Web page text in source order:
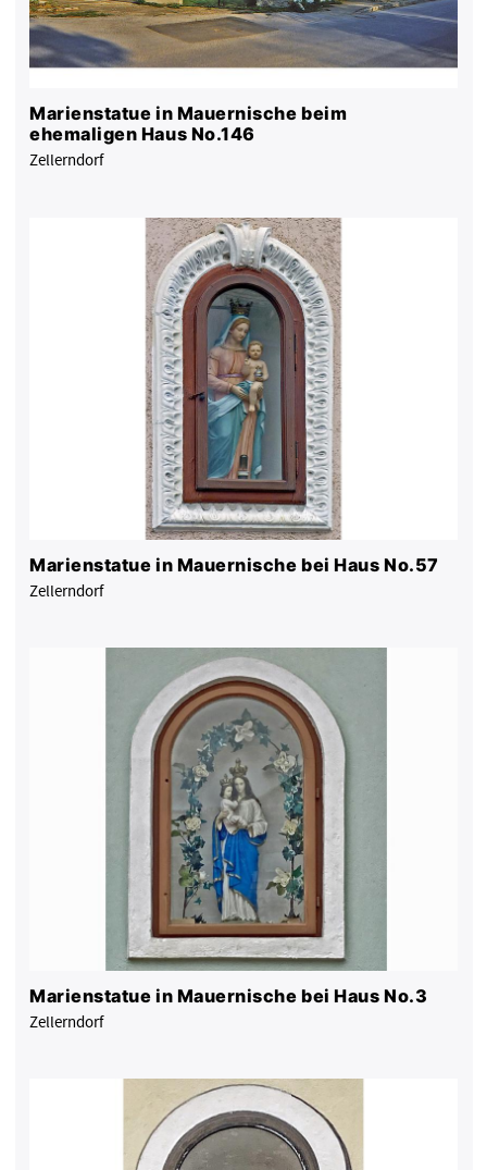
Marienstatue in Mauernische beim
ehemaligen Haus No.146
Zellerndorf
Marienstatue in Mauernische bei Haus No.57
Zellerndorf
Marienstatue in Mauernische bei Haus No.3
Zellerndorf